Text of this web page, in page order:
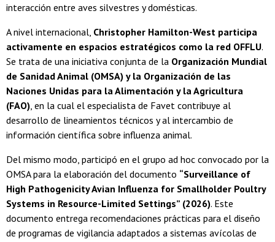
interacción entre aves silvestres y domésticas.
A nivel internacional, Christopher Hamilton-West participa
activamente en espacios estratégicos como la red OFFLU.
Se trata de una iniciativa conjunta de la Organización Mundial
de Sanidad Animal (OMSA) y la Organización de las
Naciones Unidas para la Alimentación y la Agricultura
(FAO), en la cual el especialista de Favet contribuye al
desarrollo de lineamientos técnicos y al intercambio de
información científica sobre influenza animal.
Del mismo modo, participó en el grupo ad hoc convocado por la
OMSA para la elaboración del documento “Surveillance of
High Pathogenicity Avian Influenza for Smallholder Poultry
Systems in Resource-Limited Settings” (2026). Este
documento entrega recomendaciones prácticas para el diseño
de programas de vigilancia adaptados a sistemas avícolas de